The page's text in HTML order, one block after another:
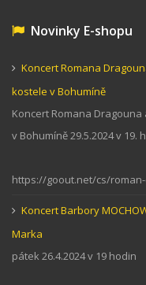
Novinky E-shopu
Koncert Romana
kostele v Bohumíně
Koncert Romana
v Bohumíně 29.5.2024 v 19.
https://goout.net/cs/
Koncert Barbory
Marka
pátek 26.4.2024 v 19 hodin